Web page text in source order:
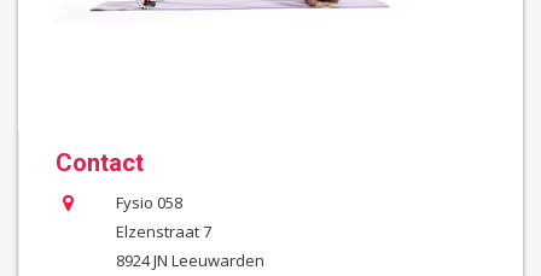
Contact
Fysio 058
Elzenstraat 7
8924 JN Leeuwarden